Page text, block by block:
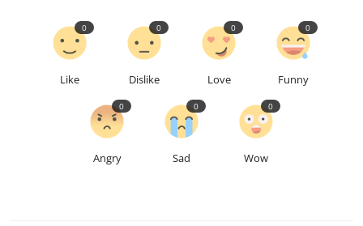
Like
0
Dislike
0
Love
0
Funny
0
Angry
0
Sad
0
Wow
0